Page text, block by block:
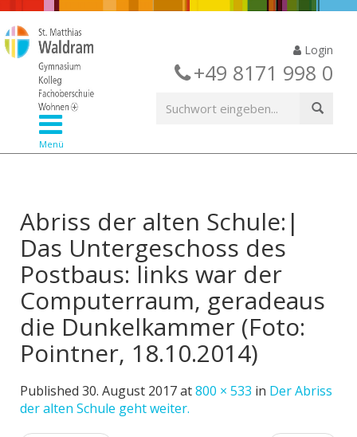
Login
+49 8171 998 0
Menü
Abriss der alten Schule:|
Das Untergeschoss des
Postbaus: links war der
Computerraum, geradeaus
die Dunkelkammer (Foto:
Pointner, 18.10.2014)
Published 30. August 2017at800 × 533 in Der Abriss
der alten Schule geht weiter.